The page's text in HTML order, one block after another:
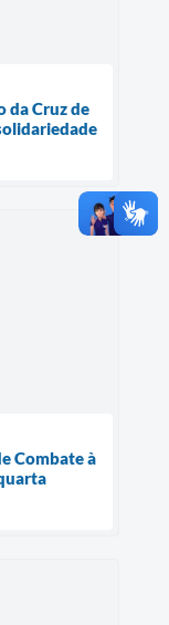
da Cruz de
Combate à